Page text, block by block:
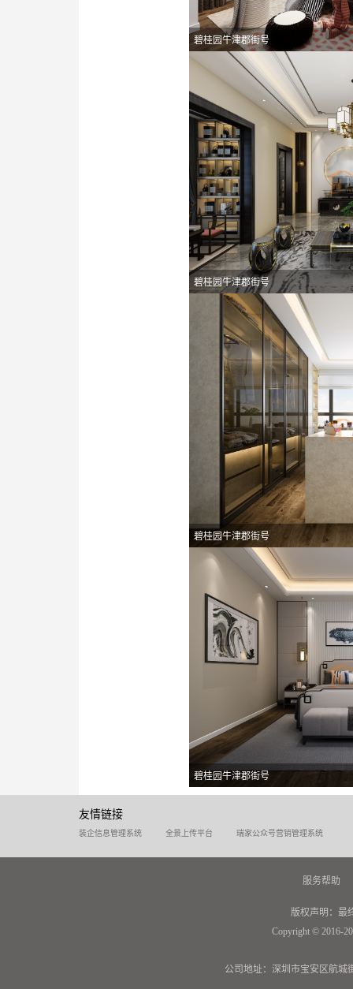
碧桂园牛津郡街号
碧桂园牛津郡街号
碧桂园牛津郡街号
碧桂园牛津郡街号
友情链接
装企信息管理系统 全景上传平台 瑞家公众号营销管理系统
服务帮助
版权声明：最
Copyright © 2016-
公司地址：深圳市宝安区航城